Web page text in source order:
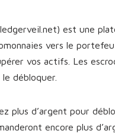
est une
vers le
vos actifs. Les
débloquer.
plus d’argent pour
encore plus